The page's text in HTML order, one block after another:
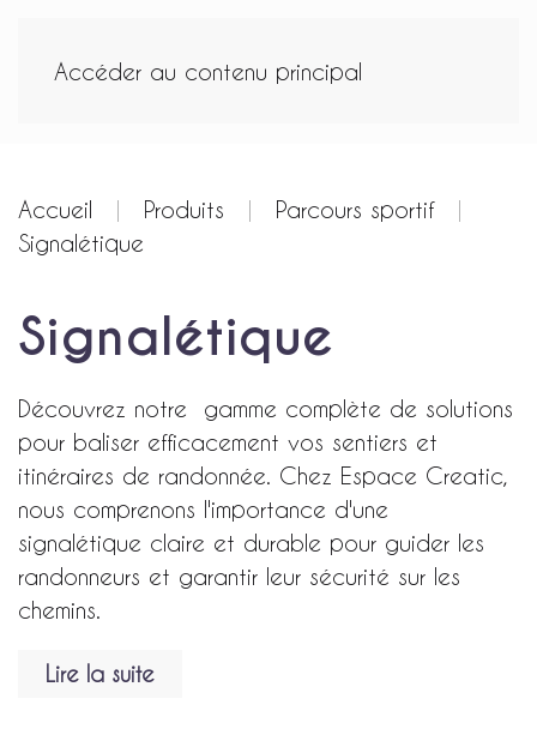
Accéder au contenu principal
Accueil Produits
Parcours sportif
Signalétique
Signalétique
Découvrez notre gamme complète de solutions
pour baliser efficacement vos sentiers et
itinéraires de randonnée. Chez Espace Creatic,
nous comprenons l'importance d'une
signalétique claire et durable pour guider les
randonneurs et garantir leur sécurité sur les
chemins.
Lire la suite